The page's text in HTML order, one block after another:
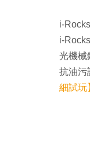
i-
i-
光機械
抗油污
細試玩